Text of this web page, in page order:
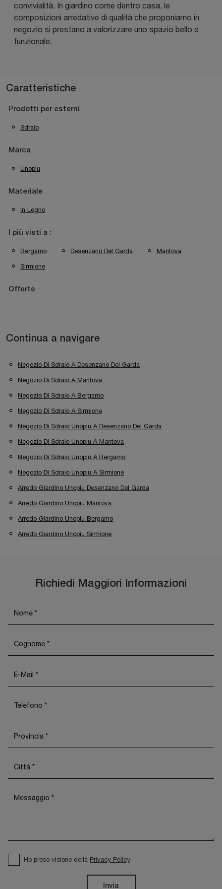
convivialità. In giardino come dentro casa, le
composizioni arredative di qualità che proponiamo in
negozio si prestano a valorizzare uno spazio bello e
funzionale.
Caratteristiche
Prodotti per esterni
Sdraio
Marca
Unopiu
Materiale
In Legno
I più visti a :
Bergamo Desenzano Del Garda Mantova
Sirmione
Offerte
Continua a navigare
Negozio Di Sdraio A Desenzano Del Garda
Negozio Di Sdraio A Mantova
Negozio Di Sdraio A Bergamo
Negozio Di Sdraio A Sirmione
Negozio Di Sdraio Unopiu A Desenzano Del Garda
Negozio Di Sdraio Unopiu A Mantova
Negozio Di Sdraio Unopiu A Bergamo
Negozio Di Sdraio Unopiu A Sirmione
Arredo Giardino Unopiu Desenzano Del Garda
Arredo Giardino Unopiu Mantova
Arredo Giardino Unopiu Bergamo
Arredo Giardino Unopiu Sirmione
Richiedi Maggiori Informazioni
Ho preso visione della Privacy Policy
Invia